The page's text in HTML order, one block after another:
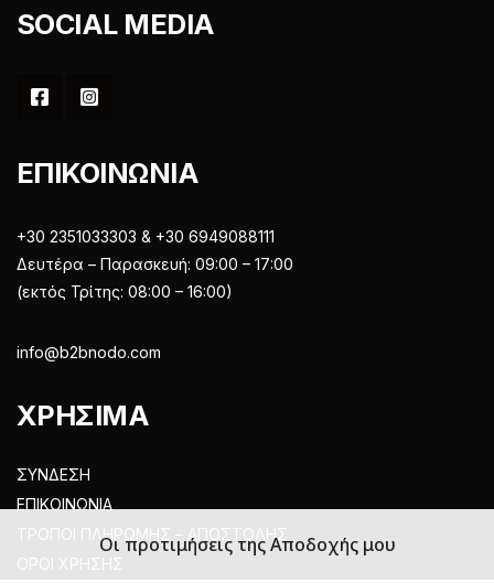
SOCIAL MEDIA
ΕΠΙΚΟΙΝΩΝΙΑ
+30 2351033303 & +30 6949088111
Δευτέρα – Παρασκευή: 09:00 – 17:00
(εκτός Τρίτης: 08:00 – 16:00)
info@b2bnodo.com
ΧΡΗΣΙΜΑ
ΣΥΝΔΕΣΗ
ΕΠΙΚΟΙΝΩΝΙΑ
ΤΡΟΠΟΙ ΠΛΗΡΩΜΗΣ – ΑΠΟΣΤΟΛΗΣ
ΟΡΟΙ ΧΡΗΣΗΣ
Οι προτιμήσεις της Αποδοχής μου